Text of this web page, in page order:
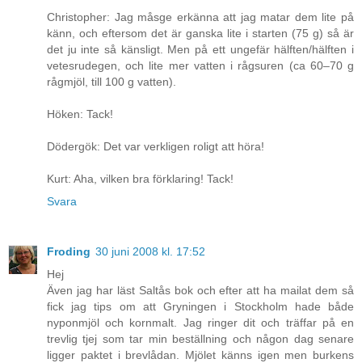
Christopher: Jag måsge erkänna att jag matar dem lite på
känn, och eftersom det är ganska lite i starten (75 g) så är
det ju inte så känsligt. Men på ett ungefär hälften/hälften i
vetesrudegen, och lite mer vatten i rågsuren (ca 60–70 g
rågmjöl, till 100 g vatten).
Höken: Tack!
Dödergök: Det var verkligen roligt att höra!
Kurt: Aha, vilken bra förklaring! Tack!
Svara
Froding 30 juni 2008 kl. 17:52
Hej
Även jag har läst Saltås bok och efter att ha mailat dem så
fick jag tips om att Gryningen i Stockholm hade både
nyponmjöl och kornmalt. Jag ringer dit och träffar på en
trevlig tjej som tar min beställning och någon dag senare
ligger paktet i brevlådan. Mjölet känns igen men burkens